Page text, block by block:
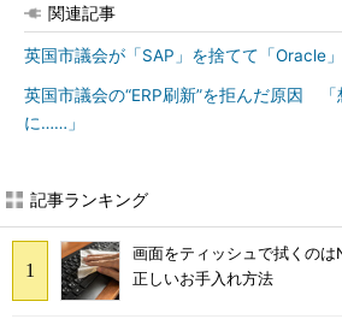
関連記事
英国市議会が「SAP」を捨てて「Oracle
英国市議会の“ERP刷新”を拒んだ原因
に……」
記事ランキング
画面をティッシュで拭くの
正しいお手入れ方法